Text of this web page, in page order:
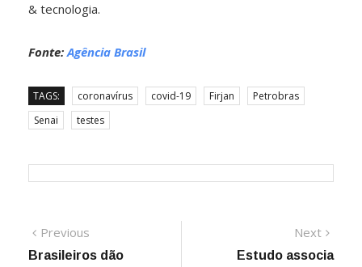
& tecnologia.
Fonte:Agência Brasil
TAGS: coronavírus covid-19 Firjan
Petrobras
Senai
testes
Navegação
Previous
post:
Brasileiros dão
Next
post:
Estudo associa